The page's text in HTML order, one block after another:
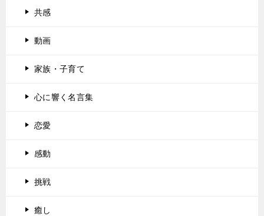
共感
動画
家族・子育て
心に響く名言集
恋愛
感動
挑戦
癒し